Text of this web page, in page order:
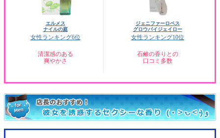
エルメス
ナイルの庭
女性ランキング6位
清潔感のある
爽やかさ
ジェニファーロペス
グロウバイジェイロー
女性ランキング10位
石鹸の香りとの
口コミ多数